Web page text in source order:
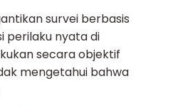
survei berbasis
perilaku nyata di
secara objektif
mengetahui bahwa